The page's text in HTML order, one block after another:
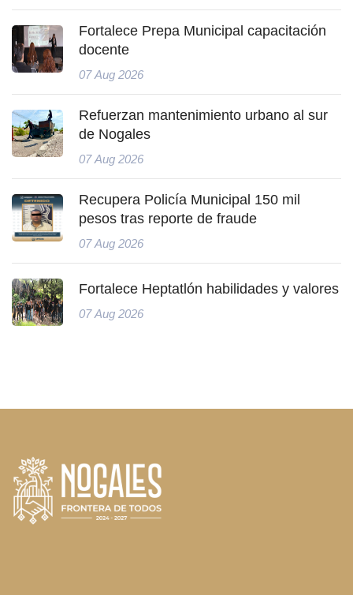
Fortalece Prepa Municipal capacitación
docente
07 Aug 2026
Refuerzan mantenimiento urbano al sur
de Nogales
07 Aug 2026
Recupera Policía Municipal 150 mil
pesos tras reporte de fraude
07 Aug 2026
Fortalece Heptatlón habilidades y valores
07 Aug 2026